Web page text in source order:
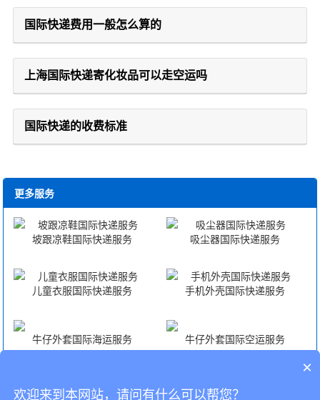
国际快递费用一般怎么算的
上海国际快递寄化妆品可以走空运吗
国际快递的收费标准
更多服务
坡跟凉鞋国际快递服务 吸尘器国际快递服务
儿童衣服国际快递服务 手机外壳国际快递服务
牛仔外套国际海运服务 牛仔外套国际空运服务
牛仔外套海外仓一件代发 牛仔外套FBA头程
×
欢迎来到本网站，请问有什么可以帮您？